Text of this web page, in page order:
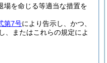
場を命じる等適当な措置を
第7号により告示し、かつ、
、またはこれらの規定によ